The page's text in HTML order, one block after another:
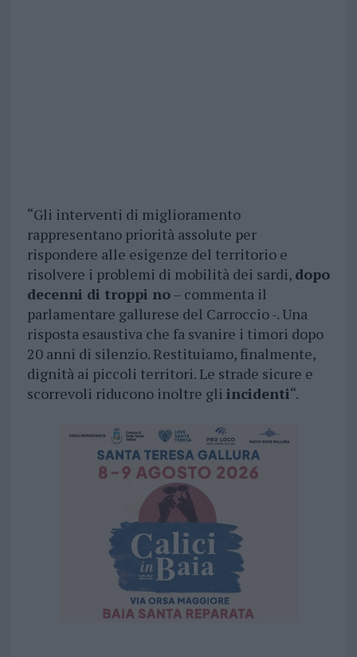
“Gli interventi di miglioramento
rappresentano priorità assolute per
rispondere alle esigenze del territorio e
risolvere i problemi di mobilità dei sardi, dopo
decenni di troppi no– commenta il
parlamentare gallurese del Carroccio -. Una
risposta esaustiva che fa svanire i timori dopo
20 anni di silenzio. Restituiamo, finalmente,
dignità ai piccoli territori. Le strade sicure e
scorrevoli riducono inoltre gli incidenti“.